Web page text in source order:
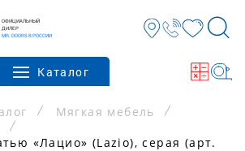
ОФИЦИАЛЬНЫЙ
ДИЛЕР
MR. DOORS В РОССИИ
Каталог
Мягкая мебель
«Лацио» (Lazio), серая (арт.